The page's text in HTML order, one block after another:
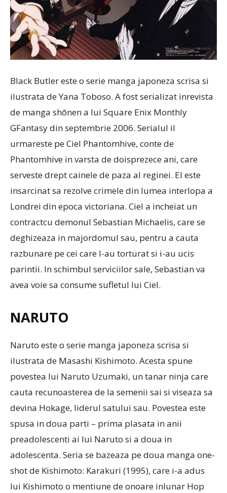
Black Butler este o serie manga japoneza scrisa si
ilustrata de Yana Toboso. A fost serializat inrevista
de manga shōnen a lui Square Enix Monthly
GFantasy din septembrie 2006. Serialul il
urmareste pe Ciel Phantomhive, conte de
Phantomhive in varsta de doisprezece ani, care
serveste drept cainele de paza al reginei. El este
insarcinat sa rezolve crimele din lumea interlopa a
Londrei din epoca victoriana. Ciel a incheiat un
contractcu demonul Sebastian Michaelis, care se
deghizeaza in majordomul sau, pentru a cauta
razbunare pe cei care l-au torturat si i-au ucis
parintii. In schimbul serviciilor sale, Sebastian va
avea voie sa consume sufletul lui Ciel.
NARUTO
Naruto este o serie manga japoneza scrisa si
ilustrata de Masashi Kishimoto. Acesta spune
povestea lui Naruto Uzumaki, un tanar ninja care
cauta recunoasterea de la semenii sai si viseaza sa
devina Hokage, liderul satului sau. Povestea este
spusa in doua parti – prima plasata in anii
preadolescenti ai lui Naruto si a doua in
adolescenta. Seria se bazeaza pe doua manga one-
shot de Kishimoto: Karakuri (1995), care i-a adus
lui Kishimoto o mentiune de onoare inlunar Hop